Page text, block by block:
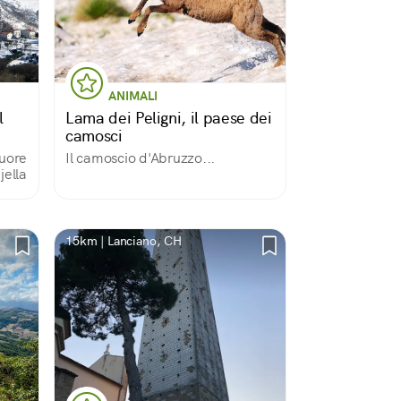
ANIMALI
Lama dei Peligni, il paese dei
camosci
Il camoscio d'Abruzzo...
15km | Lanciano, CH